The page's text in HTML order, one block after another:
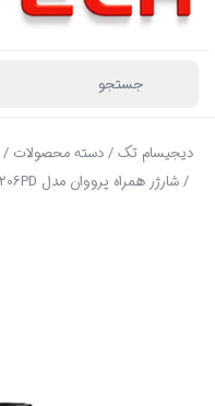
دیجیسام تک/دسته محصولات /
/ شارژر همراه پرووان مدل PPB5206PD ظرفیت20000 میلی آمپر ساعت